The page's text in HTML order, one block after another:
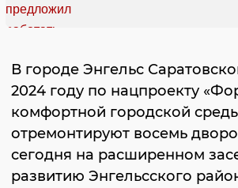
В городе Энгельс
2024 году по нацпроекту
комфортной городской
отремонтируют восемь
сегодня на расширенном
развитию Энгельсского